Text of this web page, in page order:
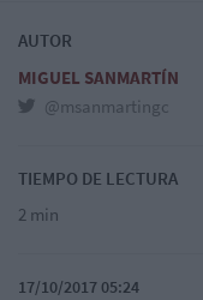
AUTOR
MIGUEL SANMARTÍN
@msanmartingc
TIEMPO DE LECTURA
2 min
17/10/2017 05:24